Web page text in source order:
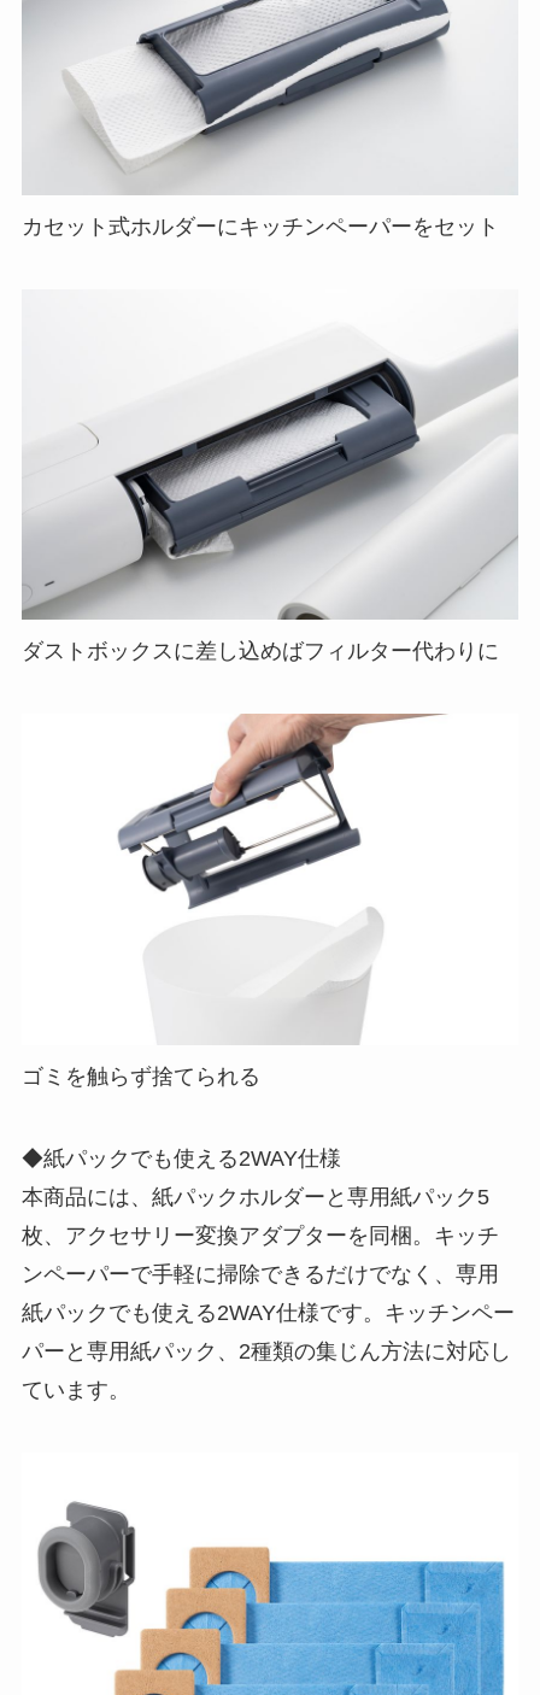
カセット式ホルダーにキッチンペーパーをセット
ダストボックスに差し込めばフィルター代わりに
ゴミを触らず捨てられる
◆紙パックでも使える2WAY仕様
本商品には、紙パックホルダーと専用紙パック5
枚、アクセサリー変換アダプターを同梱。キッチ
ンペーパーで手軽に掃除できるだけでなく、専用
紙パックでも使える2WAY仕様です。キッチンペー
パーと専用紙パック、2種類の集じん方法に対応し
ています。